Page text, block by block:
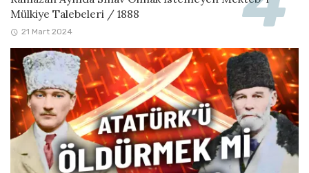
Mülkiye Talebeleri / 1888
21 Mart 2024